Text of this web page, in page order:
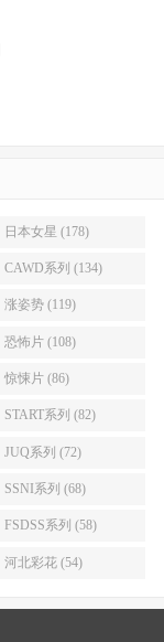
日本女星 (178)
CAWD系列 (134)
涨姿势 (119)
恐怖片 (108)
惊悚片 (86)
START系列 (82)
JUQ系列 (72)
SSNI系列 (68)
FSDSS系列 (58)
河北彩花 (54)